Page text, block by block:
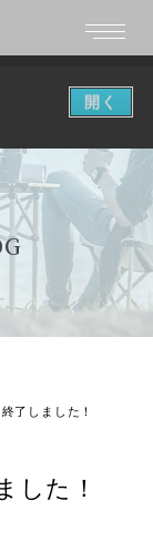
了しました！
した！
開く